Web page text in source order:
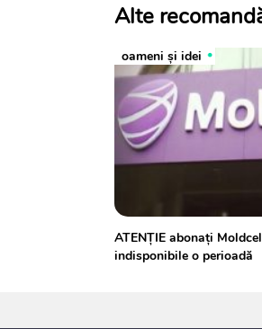
Alte
oameni şi idei
ATENȚIE abonați
indisponibile o perioadă